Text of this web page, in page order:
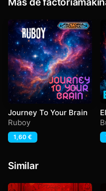
Journey To Your Brain
Ruboy
1,60 €
Similar